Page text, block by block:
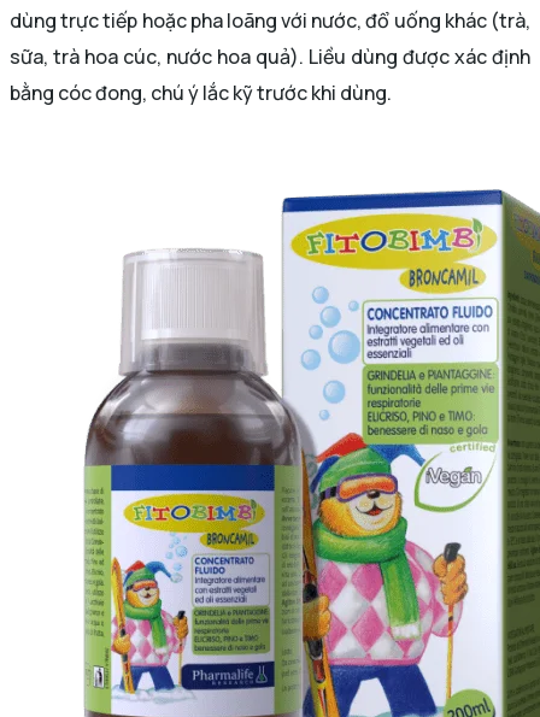
dùng trực tiếp hoặc pha loãng với nước, đổ uống khác (trà,
sữa, trà hoa cúc, nước hoa quả). Liều dùng được xác định
bằng cóc đong, chú ý lắc kỹ trước khi dùng.